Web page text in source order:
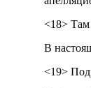
<18>
В
<19>